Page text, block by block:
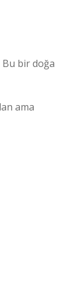
Bu bir doğa
ama